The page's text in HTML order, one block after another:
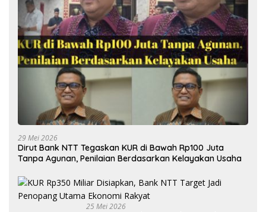
29 Mei 2026
Dirut Bank NTT Tegaskan KUR di Bawah Rp100 Juta
Tanpa Agunan, Penilaian Berdasarkan Kelayakan Usaha
25 Mei 2026